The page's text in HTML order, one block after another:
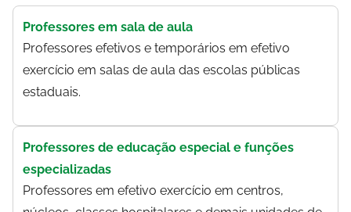
Professores em sala de aula
Professores efetivos e temporários em efetivo
exercício em salas de aula das escolas públicas
estaduais.
Professores de educação especial e funções
especializadas
Professores em efetivo exercício em centros,